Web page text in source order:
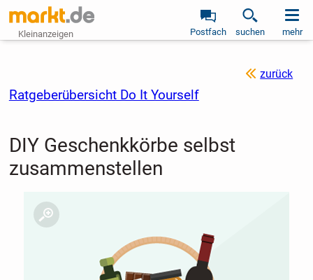
Kleinanzeigen Postfach suchen mehr
zurück
Ratgeberübersicht Do It Yourself
DIY Geschenkkörbe selbst
zusammenstellen